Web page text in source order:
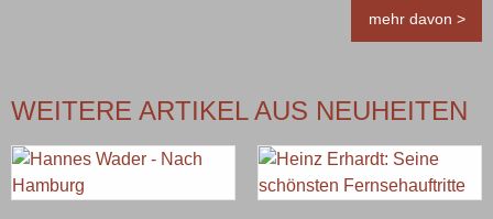
mehr davon >
WEITERE ARTIKEL AUS NEUHEITEN